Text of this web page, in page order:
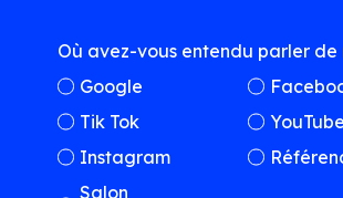
Où avez-vous entendu parler de
Google
Tik Tok
YouTube
Instagram
Salon